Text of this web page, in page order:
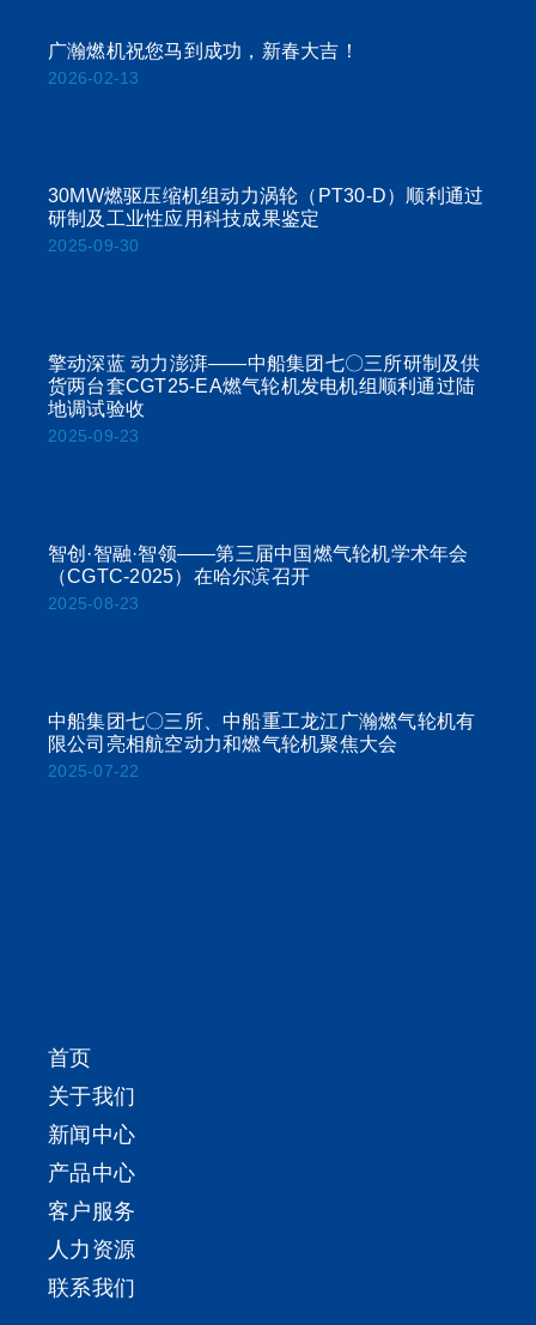
广瀚燃机祝您马到成功，新春大吉！
2026-02-13
30MW燃驱压缩机组动力涡轮（PT30-D）顺利通过
研制及工业性应用科技成果鉴定
2025-09-30
擎动深蓝 动力澎湃——中船集团七〇三所研制及供
货两台套CGT25-EA燃气轮机发电机组顺利通过陆
地调试验收
2025-09-23
智创·智融·智领——第三届中国燃气轮机学术年会
（CGTC-2025）在哈尔滨召开
2025-08-23
中船集团七〇三所、中船重工龙江广瀚燃气轮机有
限公司亮相航空动力和燃气轮机聚焦大会
2025-07-22
首页
关于我们
新闻中心
产品中心
客户服务
人力资源
联系我们